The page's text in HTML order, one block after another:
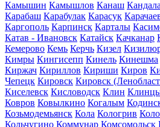
Камышин Камышлов Канаш
Карабаш Карабулак Карасук
Каргополь Карпинск Карталы
Катав - Ивановск Катайск Качканар
Кемерово Кемь Керчь Кизел
Кимры Кингисепп Кинель Кинешма
Киржач Кириллов Кириши Киров
Чепецк Кировск Кировск
Киселевск Кисловодск Клин
Ковров Ковылкино Когалым
Козьмодемьянск Кола Кологрив
Кольчугино Коммунар Комсомольск